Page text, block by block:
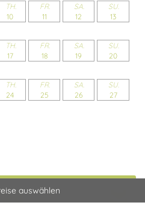
TH.
10
FR.
11
SA.
12
SU.
13
TH.
17
FR.
18
SA.
19
SU.
20
TH.
24
FR.
25
SA.
26
SU.
27